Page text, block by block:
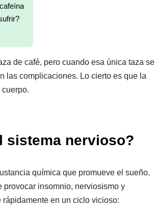
de café, pero cuando esa única taza se
las complicaciones. Lo cierto es que la
sistema nervioso?
química que promueve el sueño.
provocar insomnio, nerviosismo y
en un ciclo vicioso: